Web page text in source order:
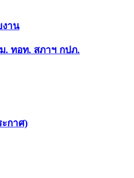
งาน
. ทอท. สภาฯ กปภ.
กาศ)